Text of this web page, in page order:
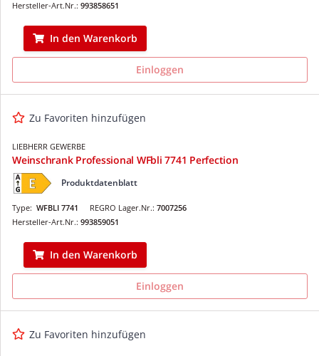
Hersteller-Art.Nr.: 993858651
In den Warenkorb
Einloggen
Zu Favoriten hinzufügen
LIEBHERR GEWERBE
Weinschrank Professional WFbli 7741 Perfection
Produktdatenblatt
REGRO Lager.Nr.: 7007256
Type: WFBLI 7741
Hersteller-Art.Nr.: 993859051
In den Warenkorb
Einloggen
Zu Favoriten hinzufügen